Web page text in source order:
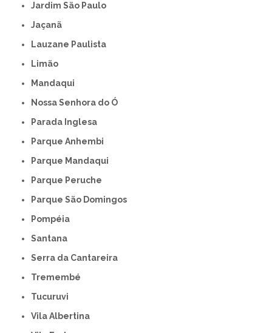
Jardim São Paulo
Jaçanã
Lauzane Paulista
Limão
Mandaqui
Nossa Senhora do Ó
Parada Inglesa
Parque Anhembi
Parque Mandaqui
Parque Peruche
Parque São Domingos
Pompéia
Santana
Serra da Cantareira
Tremembé
Tucuruvi
Vila Albertina